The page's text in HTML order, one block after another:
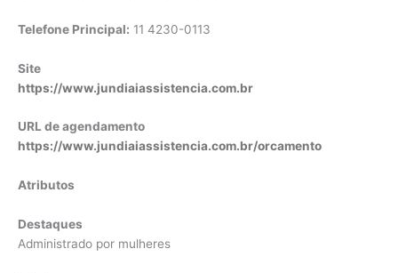
Telefone Principal: 11 4230-0113
Site
https://www.jundiaiassistencia.com.br
URL de agendamento
https://www.jundiaiassistencia.com.br/orcamento
Atributos
Destaques
Administrado por mulheres